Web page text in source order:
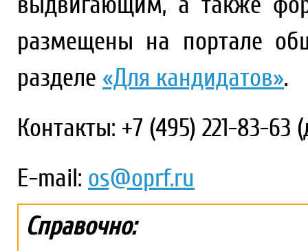
размещены на портале
разделе «Для кандидатов».
Контакты: +7 (495) 221-83-63
E-mail: os@oprf.ru
Справочно: